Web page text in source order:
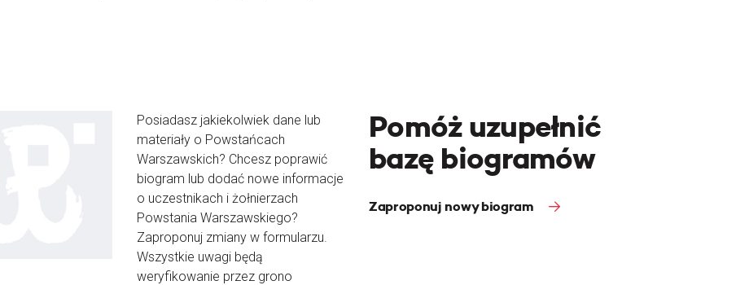
Posiadasz jakiekolwiek dane lub
materiały o Powstańcach
Warszawskich? Chcesz poprawić
biogram lub dodać nowe informacje
o uczestnikach i żołnierzach
Powstania Warszawskiego?
Zaproponuj zmiany w formularzu.
Wszystkie uwagi będą
weryfikowanie przez grono
Pomóż uzupełnić
bazę biogramów
Zaproponuj nowy biogram